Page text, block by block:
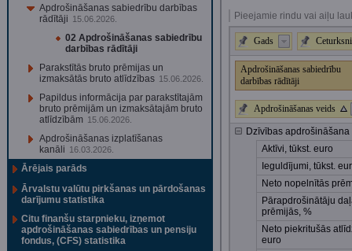
Apdrošināšanas sabiedrību darbības
rādītāji 15.06.2026.
02 Apdrošināšanas sabiedrību
darbības rādītāji
Parakstītās bruto prēmijas un
izmaksātās bruto atlīdzības 15.06.2026.
Papildus informācija par parakstītajām
bruto prēmijām un izmaksātajām bruto
atlīdzībām 15.06.2026.
Apdrošināšanas izplatīšanas
kanāli 16.03.2026.
Ārējais parāds
Ārvalstu valūtu pirkšanas un pārdošanas
darījumu statistika
Citu finanšu starpnieku, izņemot
apdrošināšanas sabiedrības un pensiju
fondus, (CFS) statistika
Pieejamie rindu vai aiļu
Gads
Apdrošināšanas sabiedrību
darbības rādītāji
Apdrošināšanas veids
Dzīvības apdrošināšana
Aktīvi, tūkst. euro
Ieguldījumi, tūkst.
Neto nopelnītās
Pārapdrošinātāju
prēmijās, %
Neto piekritušās
euro